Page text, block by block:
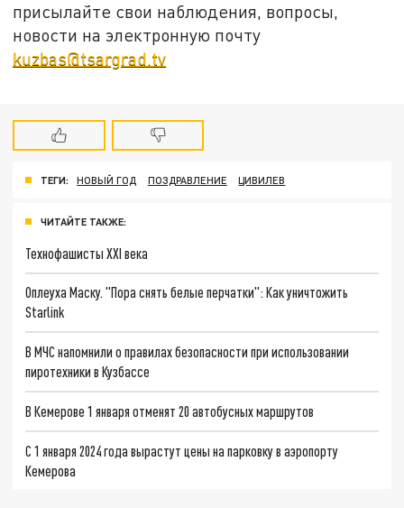
присылайте свои наблюдения, вопросы,
новости на электронную почту
kuzbas@tsargrad.tv
ТЕГИ: НОВЫЙ ГОД ПОЗДРАВЛЕНИЕ ЦИВИЛЕВ
ЧИТАЙТЕ ТАКЖЕ:
Технофашисты XXI века
Оплеуха Маску. "Пора снять белые перчатки": Как уничтожить
Starlink
В МЧС напомнили о правилах безопасности при использовании
пиротехники в Кузбассе
В Кемерове 1 января отменят 20 автобусных маршрутов
С 1 января 2024 года вырастут цены на парковку в аэропорту
Кемерова